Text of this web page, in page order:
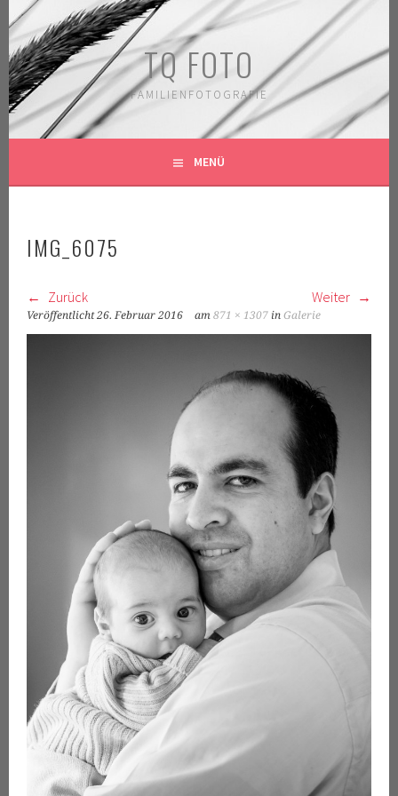
Springe
zum
Inhalt
TQ FOTO
FAMILIENFOTOGRAFIE
MENÜ
IMG_6075
Zurück Weiter
Veröffentlicht26. Februar 2016 am871 × 1307 inGalerie